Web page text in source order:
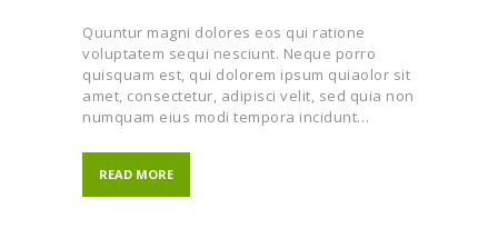
Quuntur magni dolores eos qui ratione
voluptatem sequi nesciunt. Neque porro
quisquam est, qui dolorem ipsum quiaolor sit
amet, consectetur, adipisci velit, sed quia non
numquam eius modi tempora incidunt…
READ MORE